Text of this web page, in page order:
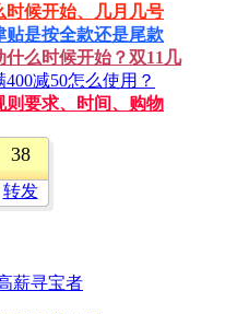
时候开始、几月几号
贴是按全款还是尾款
什么时候开始？双11几
减50怎么使用？
则要求、时间、购物
38
转发
薪寻宝者